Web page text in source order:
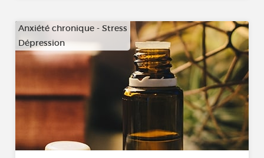
Anxiété chronique - Stress
Dépression